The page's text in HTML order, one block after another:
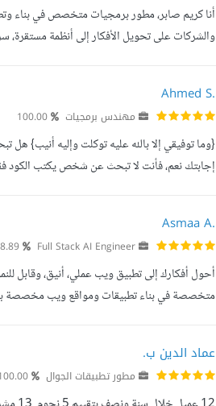
أنا كريم صابر، مطور برمجيات متخصص في بناء
والشركات على تحويل الأفكار إلى أنظمة مستقرة،
Ahmed S.
مهندس برمجيات 100.00
إجابتك نعم، فأنت لا تبحث عن شخص يكتب الكود
Asmaa A.
Full Stack AI Engineer
88.89
أحول أفكارك إلى تطبيق ويب عملي، أنيق، وقابل
عماد الدين ب.
مطور تطبيقات الجوال 100.00